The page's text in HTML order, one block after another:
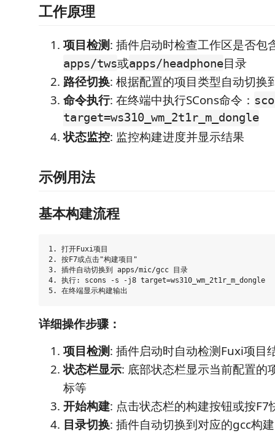
工作原理
项目检测: 插件启动时检查工作区是否包
apps/tws或apps/headphone目录
路径切换: 根据配置的项目类型自动切换
命令执行: 在终端中执行SCons命令：
target=ws310_wm_2t1r_m_dongle
状态监控: 监控构建进度并显示结果
示例用法
基本构建流程
1. 打开Fuxi项目
2. 按F7或点击"构建项目"
3. 插件自动切换到 apps/mic/gcc 目录
4. 执行: scons -s -j8 target=ws310_wm_2t1r_m_dongle
详细操作步骤：
项目检测: 插件启动时自动检测Fuxi项目
状态栏显示: 底部状态栏显示当前配置的
标等
开始构建: 点击状态栏的构建按钮或按F7
目录切换: 插件自动切换到对应的gcc构